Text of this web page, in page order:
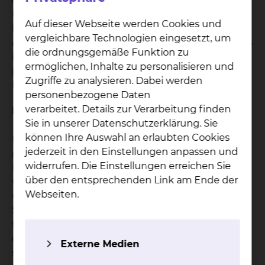
besteht darin, dass Sie bestärkt werden Ihren
Alltag mit der Erkrankung besser zu gestalten. Das
ist möglich, indem wir gemeinsam die
psychoonkologische Begleitung auf Ihre
Bedürfnisse individuell anpassen.
Individuelle Behandlung
Hinter jeder Erkrankung steht immer eine eigene,
persönliche Geschichte. Somit gibt es auch kein
Patentrezept, sondern jeder findet für sich heraus,
wie er mit der Erkrankung und Behandlung
umgehen kann. Auf dem Weg dahin begleiten wir
Sie in Ihrem eigenen persönlichen Tempo. Wir
finden mit Ihnen gemeinsam heraus, was Sie in
der aktuellen Situation brauchen. Wir begleiten
sie durch Krisen oder schwierige Phasen während
Auf dieser Webseite werden Cookies und
vergleichbare Technologien eingesetzt, um
die ordnungsgemäße Funktion zu
ermöglichen, Inhalte zu personalisieren und
Zugriffe zu analysieren. Dabei werden
personenbezogene Daten
verarbeitet. Details zur Verarbeitung finden
Sie in unserer Datenschutzerklärung. Sie
können Ihre Auswahl an erlaubten Cookies
jederzeit in den Einstellungen anpassen und
widerrufen. Die Einstellungen erreichen Sie
über den entsprechenden Link am Ende der
Webseiten.
Externe Medien